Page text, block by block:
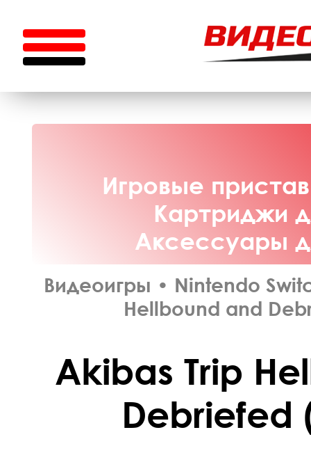
Игровые
Картриджи
Аксессуары
Видеоигры • Nintendo
Hellbound and
Akibas Trip
Debriefed